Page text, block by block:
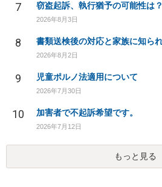
7 窃盗起訴、執行猶予の可能性は？
2026年8月3日
8
2026年8月2日
9 児童ポルノ法適用について
2026年7月30日
10 加害者で不起訴希望です。
2026年7月12日
もっと見る